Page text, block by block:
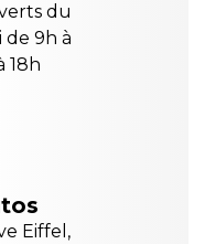
du
de 9h à
18h
Eiffel,